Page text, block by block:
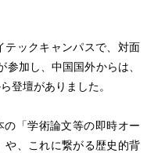
テックキャンパスで、対面
加し、中国国外からは、
登壇がありました。
「学術論文等の即時オー
や、これに繋がる歴史的背